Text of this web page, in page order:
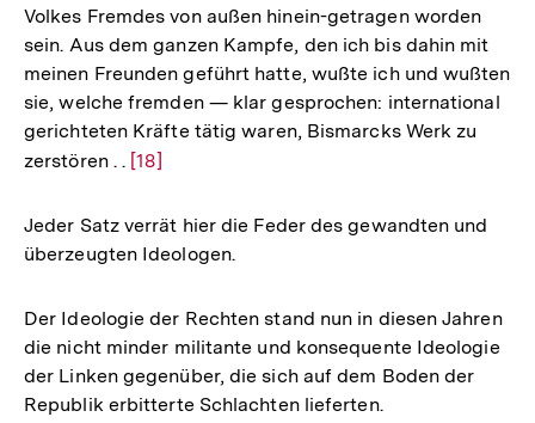
Volkes Fremdes von außen hinein-getragen worden
sein. Aus dem ganzen Kampfe, den ich bis dahin mit
meinen Freunden geführt hatte, wußte ich und wußten
sie, welche fremden — klar gesprochen: international
gerichteten Kräfte tätig waren, Bismarcks Werk zu
zerstören . . Zur
der
Fußnote
[18]
Jeder Satz verrät hier die Feder des gewandten und
überzeugten Ideologen.
Der Ideologie der Rechten stand nun in diesen Jahren
die nicht minder militante und konsequente Ideologie
der Linken gegenüber, die sich auf dem Boden der
Republik erbitterte Schlachten lieferten.